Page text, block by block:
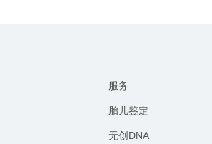
服务
胎儿鉴定
无创DNA